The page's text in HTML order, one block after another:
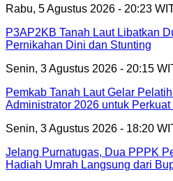
Rabu, 5 Agustus 2026 - 20:23
P3AP2KB Tanah Laut Libatkan
Pernikahan Dini dan Stunting
Senin, 3 Agustus 2026 - 20:15
Pemkab Tanah Laut Gelar
Administrator 2026 untuk Perkuat
Senin, 3 Agustus 2026 - 18:20
Jelang Purnatugas, Dua PPPK
Hadiah Umrah Langsung dari